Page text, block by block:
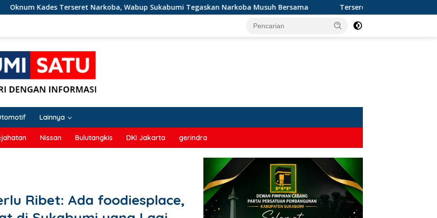
Narkoba, Wabup Sukabumi Tegaskan Narkoba Musuh Bersama Terseret Narkoba, Oknum Kades dan 2
Lainnya
Nissan Bulutangkis DKI Jakarta gerindra
Ribet: Ada foodiesplace,